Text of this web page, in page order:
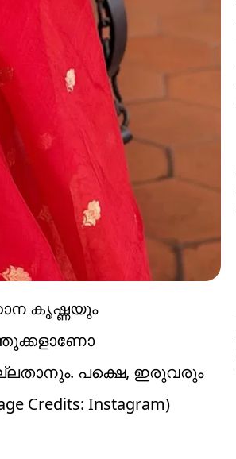
കൃഷ്ണയും
പക്ഷെ, ഇരുവരും
Instagram)